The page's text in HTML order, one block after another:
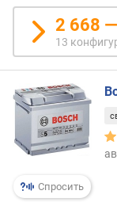
2 668
13
Спросить